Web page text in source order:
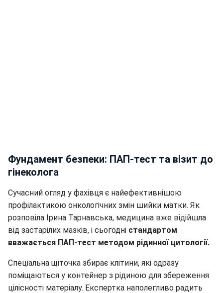
Фундамент безпеки: ПАП-тест та візит до
гінеколога
Сучасний огляд у фахівця є найефективнішою
профілактикою онкологічних змін шийки матки. Як
розповіла Ірина Тарнавська, медицина вже відійшла
від застарілих мазків, і сьогодні стандартом
вважається ПАП-тест методом рідинної цитології.
Спеціальна щіточка збирає клітини, які одразу
поміщаються у контейнер з рідиною для збереження
цілісності матеріалу. Експертка наполегливо радить